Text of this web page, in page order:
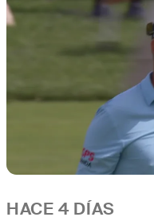
HACE 4 DÍAS